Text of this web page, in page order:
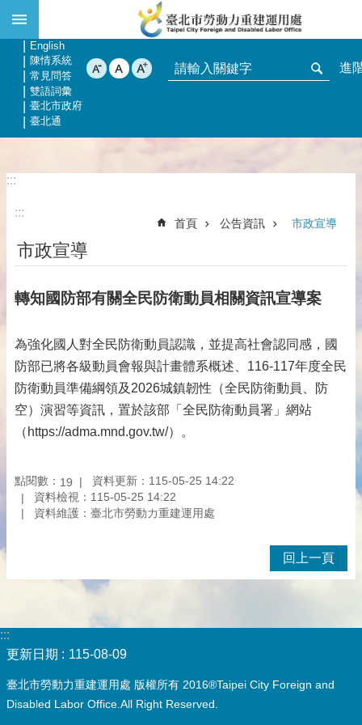
跳到主要內容區塊
網站導覽
English
陳情系統
常見問答
雙語詞彙
臺北市政府
臺北通
進
:::
:::
首頁 公告資訊 市政宣導
市政宣導
轉知國防部有關全民防衛動員相關資訊宣導案
為強化國人對全民防衛動員認識，並提高社會認同感，國
防部已將各級動員會報與計畫體系概述、116-117年度全民
防衛動員準備綱領及2026城鎮韌性（全民防衛動員、防
空）演習等資訊，置於該部「全民防衛動員署」網站
（https://adma.mnd.gov.tw/）。
點閱數： 19
資料更新：115-05-25 14:22
資料檢視：115-05-25 14:22
資料維護：臺北市勞動力重建運用處
回上一頁
:::
更新日期
115-08-09
臺北市勞動力重建運用處 版權所有 2016®Taipei City Foreign and
Disabled Labor Office.All Right Reserved.